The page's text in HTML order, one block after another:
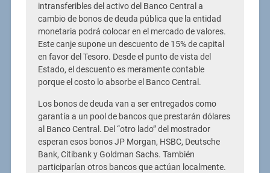
intransferibles del activo del Banco Central a
cambio de bonos de deuda pública que la entidad
monetaria podrá colocar en el mercado de valores.
Este canje supone un descuento de 15% de capital
en favor del Tesoro. Desde el punto de vista del
Estado, el descuento es meramente contable
porque el costo lo absorbe el Banco Central.
Los bonos de deuda van a ser entregados como
garantía a un pool de bancos que prestarán dólares
al Banco Central. Del “otro lado” del mostrador
esperan esos bonos JP Morgan, HSBC, Deutsche
Bank, Citibank y Goldman Sachs. También
participarían otros bancos que actúan localmente.